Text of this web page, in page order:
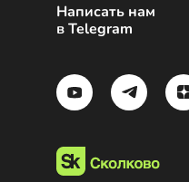
Написать нам
в Telegram